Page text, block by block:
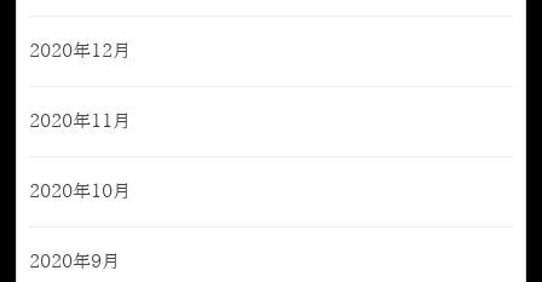
2020年12月
2020年11月
2020年10月
2020年9月